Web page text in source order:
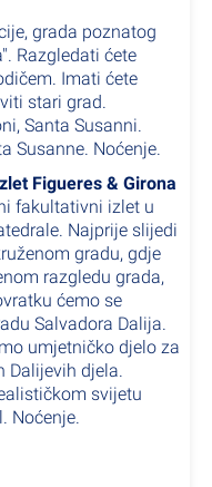
grada poznatog
Razgledati ćete
Imati ćete
stari grad.
Santa Susanni.
Susanne. Noćenje.
Figueres & Girona
fakultativni izlet u
Najprije slijedi
gradu, gdje
razgledu grada,
ćemo se
Salvadora Dalija.
umjetničko djelo za
Dalijevih djela.
svijetu
Noćenje.